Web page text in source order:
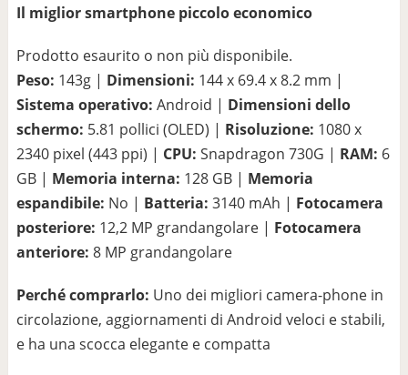
Il miglior smartphone piccolo economico
Prodotto esaurito o non più disponibile.
Peso: 143g | Dimensioni: 144 x 69.4 x 8.2 mm |
Sistema operativo: Android | Dimensioni dello
schermo: 5.81 pollici (OLED) | Risoluzione: 1080 x
2340 pixel (443 ppi) | CPU: Snapdragon 730G | RAM: 6
GB | Memoria interna: 128 GB | Memoria
espandibile: No | Batteria: 3140 mAh | Fotocamera
posteriore: 12,2 MP grandangolare | Fotocamera
anteriore: 8 MP grandangolare
Perché comprarlo: Uno dei migliori camera-phone in
circolazione, aggiornamenti di Android veloci e stabili,
e ha una scocca elegante e compatta